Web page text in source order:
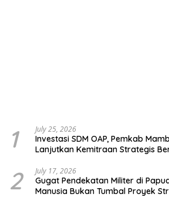
1 July 25, 2026
Investasi SDM OAP, Pemkab
Lanjutkan Kemitraan Strategis
2 July 17, 2026
Gugat Pendekatan Militer di
Manusia Bukan Tumbal Proyek